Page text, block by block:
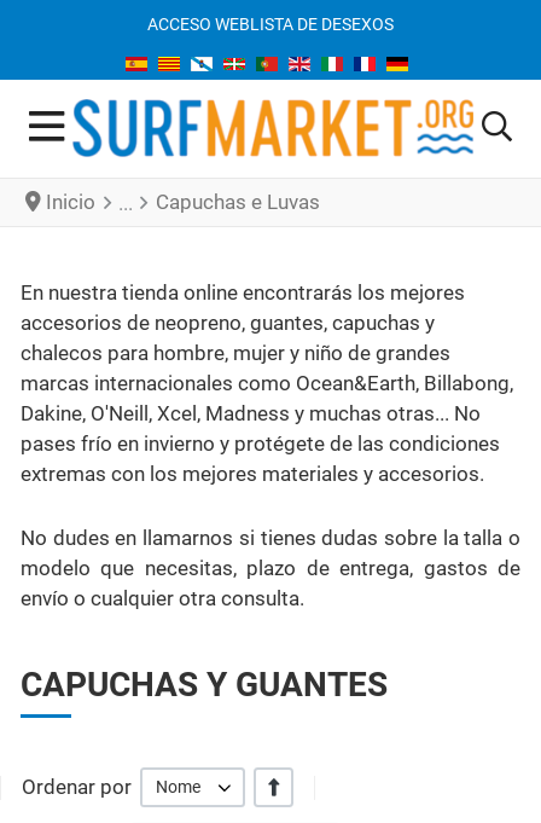
ACCESO WEBLISTA DE DESEXOS
Inicio Capuchas e Luvas
En nuestra tienda online encontrarás los mejores
accesorios de neopreno, guantes, capuchas y
chalecos para hombre, mujer y niño de grandes
marcas internacionales como Ocean&Earth, Billabong,
Dakine, O'Neill, Xcel, Madness y muchas otras... No
pases frío en invierno y protégete de las condiciones
extremas con los mejores materiales y accesorios.
No dudes en llamarnos si tienes dudas sobre la talla o
modelo que necesitas, plazo de entrega, gastos de
envío o cualquier otra consulta.
CAPUCHAS Y GUANTES
Ordenar por Nome +/-